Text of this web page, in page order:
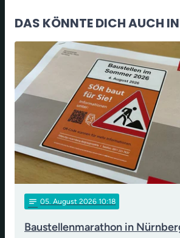
DAS KÖNNTE DICH AUCH
notes 05. August 2026 10:18
Baustellenmarathon in